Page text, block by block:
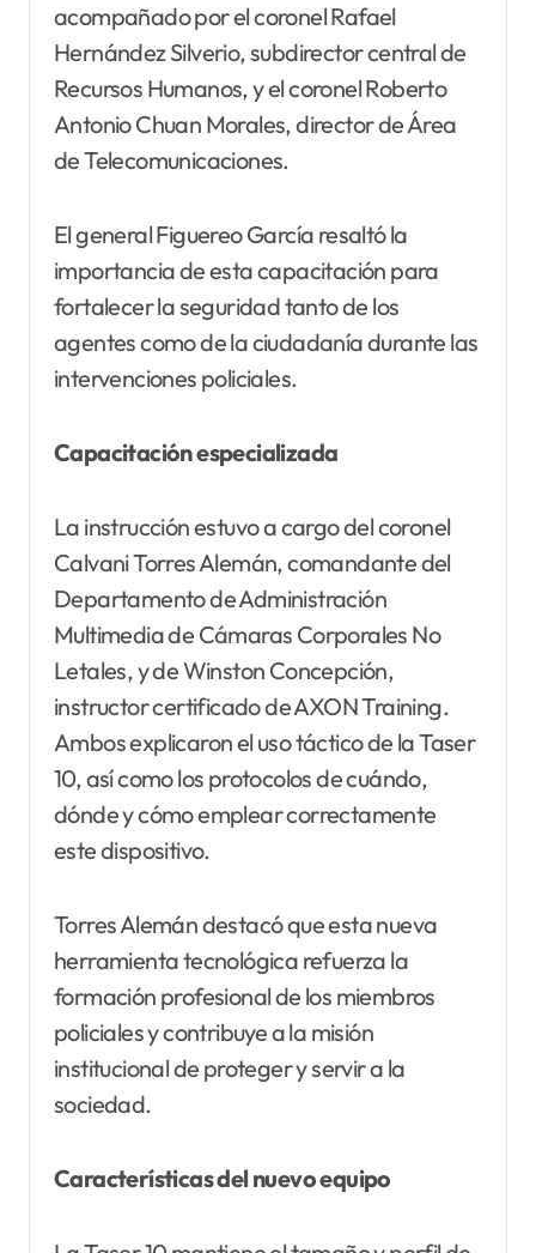
acompañado por el coronel Rafael
Hernández Silverio, subdirector central de
Recursos Humanos, y el coronel Roberto
Antonio Chuan Morales, director de Área
de Telecomunicaciones.
El general Figuereo García resaltó la
importancia de esta capacitación para
fortalecer la seguridad tanto de los
agentes como de la ciudadanía durante las
intervenciones policiales.
Capacitación especializada
La instrucción estuvo a cargo del coronel
Calvani Torres Alemán, comandante del
Departamento de Administración
Multimedia de Cámaras Corporales No
Letales, y de Winston Concepción,
instructor certificado de AXON Training.
Ambos explicaron el uso táctico de la Taser
10, así como los protocolos de cuándo,
dónde y cómo emplear correctamente
este dispositivo.
Torres Alemán destacó que esta nueva
herramienta tecnológica refuerza la
formación profesional de los miembros
policiales y contribuye a la misión
institucional de proteger y servir a la
sociedad.
Características del nuevo equipo